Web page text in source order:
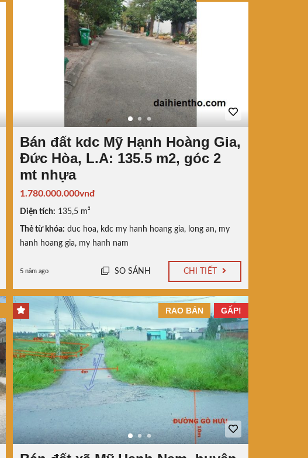
Bán đất kdc Mỹ Hạnh Hoàng Gia,
Đức Hòa, L.A: 135.5 m2, góc 2
mt nhựa
1.780.000.000vnđ
Diện tích: 135,5 m²
Thẻ từ khóa: duc hoa, kdc my hanh hoang gia, long an, my
hanh hoang gia, my hanh nam
5 năm ago SO SÁNH CHI TIẾT
GẤP!
RAO BÁN